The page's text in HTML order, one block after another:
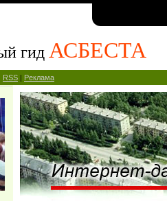
гид АСБЕСТА
RSS | Реклама